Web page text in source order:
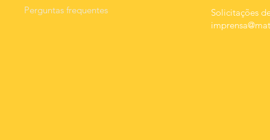
Perguntas frequentes
Solicitações